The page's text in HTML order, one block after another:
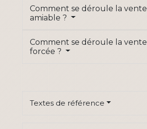
Comment se déroule la vente
amiable ?
Comment se déroule la vente
forcée ?
Textes de référence